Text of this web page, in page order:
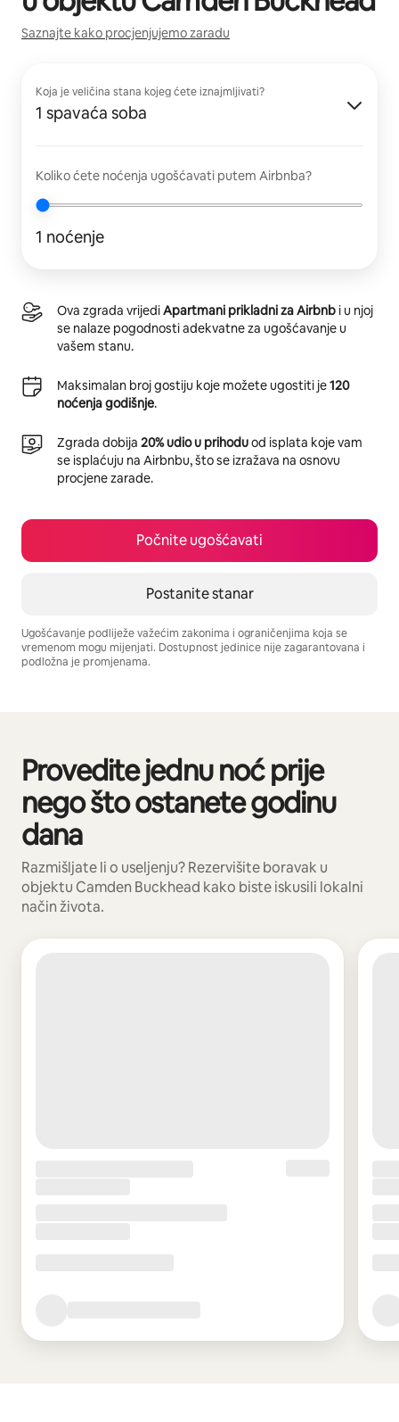
Saznajte kako procjenjujemo zaradu
Koja je veličina stana kojeg ćete iznajmljivati?
1 spavaća soba
Koliko ćete noćenja ugošćavati putem Airbnba?
1 noćenje
Ova zgrada vrijediApartmani prikladni za Airbnb i u njoj
se nalaze pogodnosti adekvatne za ugošćavanje u
vašem stanu.
Maksimalan broj gostiju koje možete ugostiti je120
noćenja godišnje.
Zgrada dobija 20% udio u prihoduod isplata koje vam
se isplaćuju na Airbnbu, što se izražava na osnovu
procjene zarade.
Počnite ugošćavati
Postanite stanar
Ugošćavanje podliježe važećim zakonima i ograničenjima koja se
vremenom mogu mijenjati. Dostupnost jedinice nije zagarantovana i
podložna je promjenama.
Provedite jednu noć prije
nego što ostanete godinu
dana
Razmišljate li o useljenju? Rezervišite boravak u
objektu Camden Buckhead kako biste iskusili lokalni
način života.
Prikazano 0 od 0 stavki